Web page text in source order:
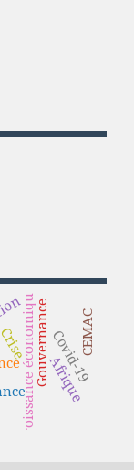
croissance économiqueGouvernanceCovid-19
Crise
Afrique
CEMAC